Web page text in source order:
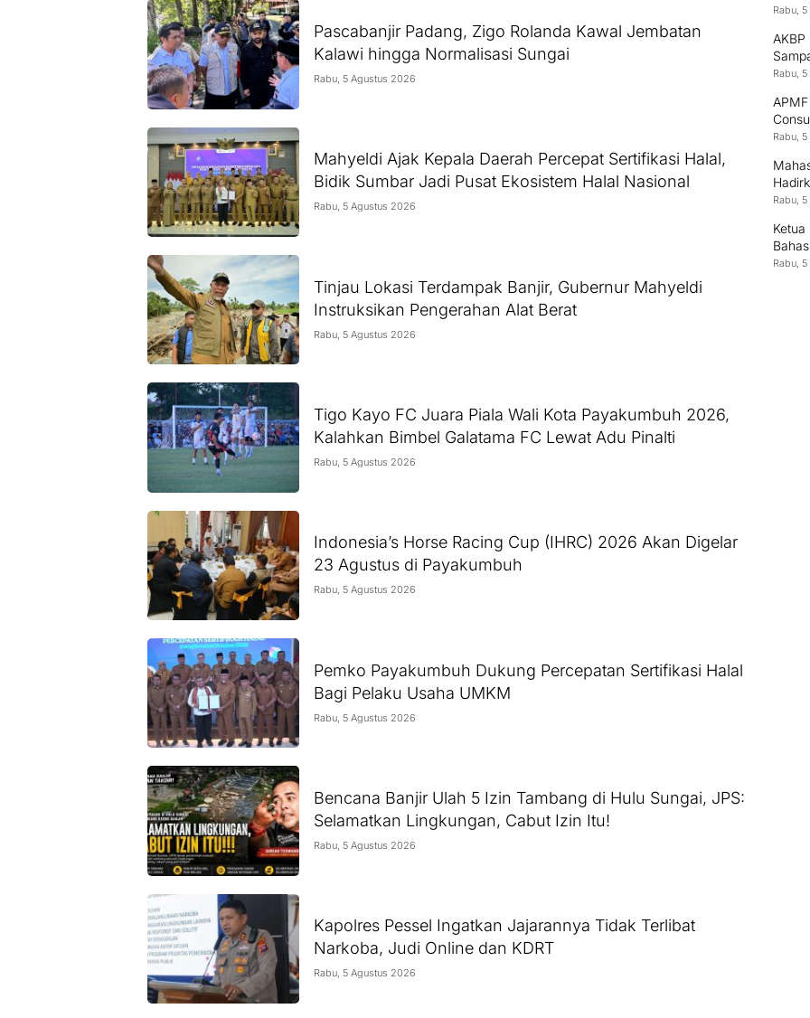
Pascabanjir Padang, Zigo Rolanda Kawal Jembatan
Kalawi hingga Normalisasi Sungai
Rabu, 5 Agustus 2026
Mahyeldi Ajak Kepala Daerah Percepat Sertifikasi Halal,
Bidik Sumbar Jadi Pusat Ekosistem Halal Nasional
Rabu, 5 Agustus 2026
Tinjau Lokasi Terdampak Banjir, Gubernur Mahyeldi
Instruksikan Pengerahan Alat Berat
Rabu, 5 Agustus 2026
Tigo Kayo FC Juara Piala Wali Kota Payakumbuh 2026,
Kalahkan Bimbel Galatama FC Lewat Adu Pinalti
Rabu, 5 Agustus 2026
Indonesia’s Horse Racing Cup (IHRC) 2026 Akan Digelar
23 Agustus di Payakumbuh
Rabu, 5 Agustus 2026
Pemko Payakumbuh Dukung Percepatan Sertifikasi Halal
Bagi Pelaku Usaha UMKM
Rabu, 5 Agustus 2026
Bencana Banjir Ulah 5 Izin Tambang di Hulu Sungai, JPS:
Selamatkan Lingkungan, Cabut Izin Itu!
Rabu, 5 Agustus 2026
Kapolres Pessel Ingatkan Jajarannya Tidak Terlibat
Narkoba, Judi Online dan KDRT
Rabu, 5 Agustus 2026
Rabu,
Rabu,
Rabu,
Rabu,
Ketua
Rabu,